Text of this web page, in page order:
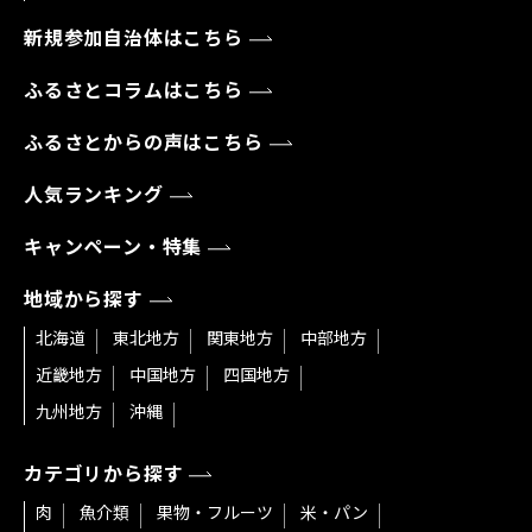
新規参加自治体はこちら
ふるさとコラムはこちら
ふるさとからの声はこちら
人気ランキング
キャンペーン・特集
地域から探す
北海道 東北地方 関東地方
中部地方
近畿地方
中国地方
四国地方
九州地方
沖縄
カテゴリから探す
肉 魚介類 果物・フルーツ
米・パン